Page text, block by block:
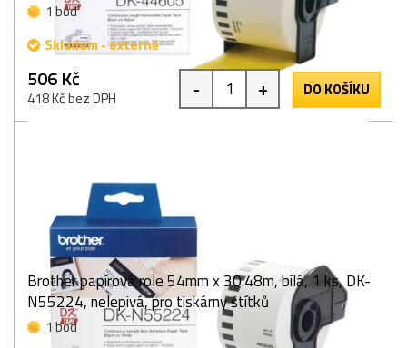
1 bod
Skladem - externě
506 Kč
418 Kč bez DPH - + DO KOŠÍKU
Brother papírová role 54mm x 30.48m, bílá, 1 ks, DK-
N55224, nelepivá, pro tiskárny štítků
1 bod